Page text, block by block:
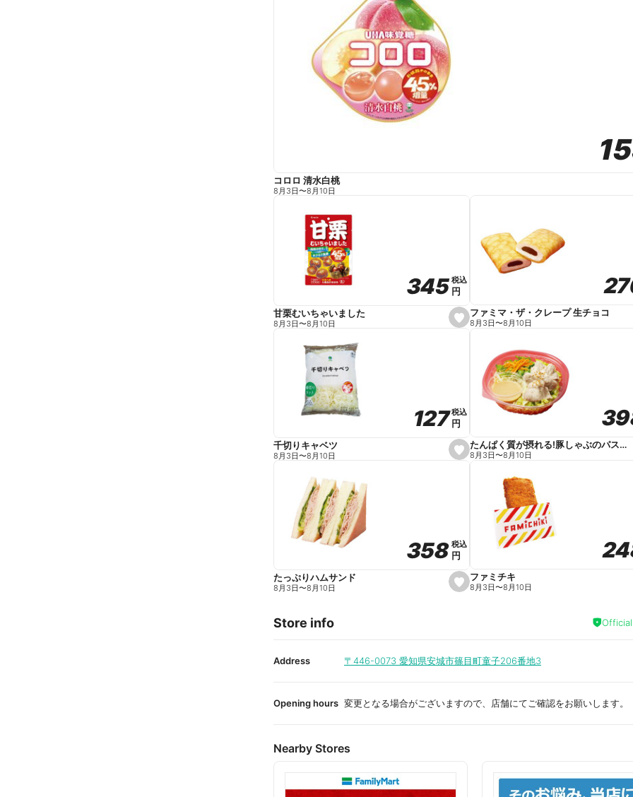
コロロ 清水白桃
8月3日〜8月10日
s
e
e
345
345税込
税込
円
円
甘栗むいちゃいました
8月3日〜8月10日
ファミマ・ザ・クレープ 生チョコ
8月3日〜8月10日
s
e
e
127
127税込
税込
円
円
千切りキャベツ
8月3日〜8月10日
たんぱく質が摂れる!豚しゃぶのパスタサラダ
8月3日〜8月10日
s
e
i
t
358
358税込
税込
円
円
たっぷりハムサンド
8月3日〜8月10日
ファミチキ
8月3日〜8月10日
Store info
Address 〒446-0073 愛知県安城市篠目町童子206番地3
Opening hours 変更となる場合がございますので、店舗にてご確認をお願いします。
Nearby Stores